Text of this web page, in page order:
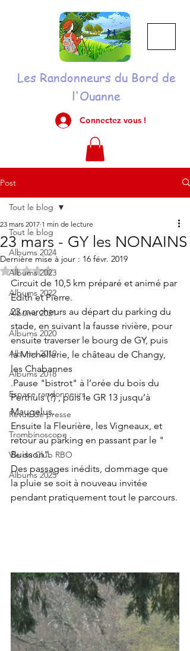
Les Randonneurs du Bord de
l'Ouanne
Connectez vous !
Post
Tout le blog
Albums 2024
Albums 2023
Albums 2022
Albums 2021
Albums 2020
Albums 2019
Albums 2018
Espace randonneurs
Revue de presse
Trombinoscope
Vie du Club RBO
Albums 2025
Tout le blog
23 mars - GY les NONAINS
23 mars 2017 1 min de lecture
Dernière mise à jour : 16 févr. 2019
Noté NaN étoiles sur 5.
Circuit de 10,5 km préparé et animé par
Edith et Pierre.
23 marcheurs au départ du parking du
stade, en suivant la fausse rivière, pour
ensuite traverser le bourg de GY, puis
la Michellerie, le château de Changy,
les Chabannes
.Pause "bistrot" à l’orée du bois du
Perthuis (?) , puis le GR 13 jusqu’à
Maugelus.
Ensuite la Fleurière, les Vigneaux, et
retour au parking en passant par le "
Buisson".
Des passages inédits, dommage que
la pluie se soit à nouveau invitée
pendant pratiquement tout le parcours.